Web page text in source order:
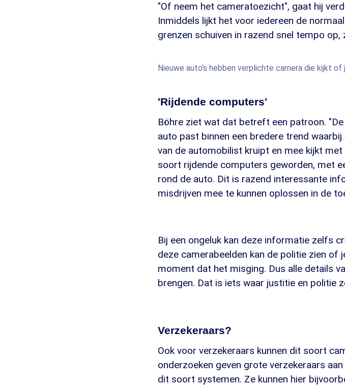
"Of neem het cameratoezicht", gaat hij
Inmiddels lijkt het voor iedereen de
grenzen schuiven in razend snel tempo
Nieuwe auto's hebben verplichte camera die kijkt
'Rijdende computers'
Böhre ziet wat dat betreft een patroon.
auto past binnen een bredere trend
van de automobilist kruipt en mee kijkt
soort rijdende computers geworden, met
rond de auto. Dit is razend interessante
misdrijven mee te kunnen oplossen in de
Bij een ongeluk kan deze informatie zelfs
deze camerabeelden kan de politie zien of
moment dat het misging. Dus alle details
brengen. Dat is iets waar justitie en politie
Verzekeraars?
Ook voor verzekeraars kunnen dit soort
onderzoeken geven grote verzekeraars
dit soort systemen. Ze kunnen hier